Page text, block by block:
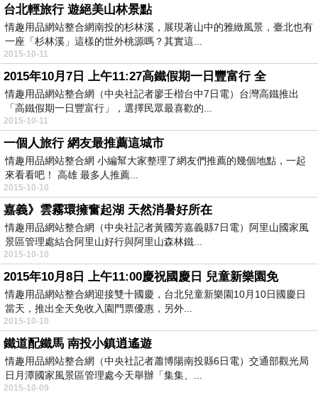
台北輕旅行 遊絕美山林景點
情趣用品網站整合網南投的杉林溪，展現著山中的雅緻風景，臺北也有
一座「杉林溪」這樣的世外桃源嗎？其實這...
2015-10-11
2015年10月7日 上午11:27高鐵假期一日豐富行 全
情趣用品網站整合網（中央社記者廖壬楷台中7日電）台灣高鐵推出
「高鐵假期一日豐富行」，選擇民眾最喜歡的...
2015-10-11
一個人旅行 網友最推薦這城市
情趣用品網站整合網 小編幫大家整理了網友們推薦的幾個地點，一起
來看看吧！ 高雄 最多人推薦...
2015-10-10
嘉義》雲霧環擁奮起湖 天然消暑好所在
情趣用品網站整合網（中央社記者黃國芳嘉義縣7日電）阿里山國家風
景區管理處結合阿里山好行與阿里山森林鐵...
2015-10-10
2015年10月8日 上午11:00慶祝國慶日 兒童新樂園免
情趣用品網站整合網迎接雙十國慶，台北兒童新樂園10月10日國慶日
當天，推出全天免收入園門票優惠，另外...
2015-10-10
鐵道配鐵馬 南投小鎮逍遙遊
情趣用品網站整合網（中央社記者蕭博陽南投縣6日電）交通部觀光局
日月潭國家風景區管理處今天舉辦「集集、...
2015-10-09